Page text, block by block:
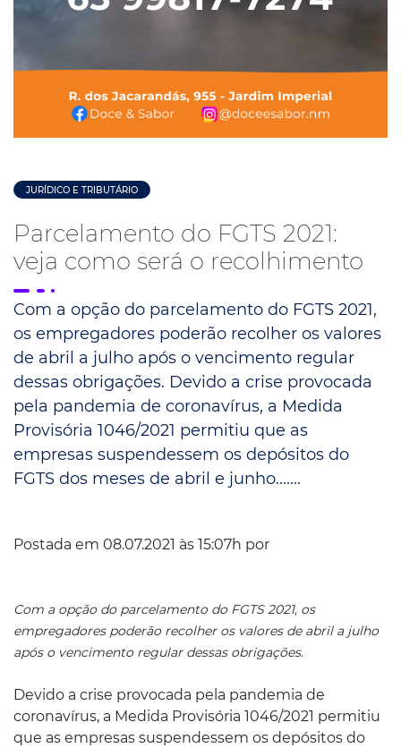
JURÍDICO E TRIBUTÁRIO
Parcelamento do FGTS 2021:
veja como será o recolhimento
Com a opção do parcelamento do FGTS 2021,
os empregadores poderão recolher os valores
de abril a julho após o vencimento regular
dessas obrigações. Devido a crise provocada
pela pandemia de coronavírus, a Medida
Provisória 1046/2021 permitiu que as
empresas suspendessem os depósitos do
FGTS dos meses de abril e junho.......
Postada em 08.07.2021 às 15:07h por
Com a opção do parcelamento do FGTS 2021, os
empregadores poderão recolher os valores de abril a julho
após o vencimento regular dessas obrigações.
Devido a crise provocada pela pandemia de
coronavírus, a Medida Provisória 1046/2021 permitiu
que as empresas suspendessem os depósitos do